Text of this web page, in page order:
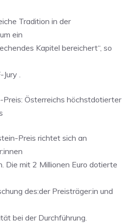
Tradition in der
ein
Kapitel bereichert“, so
.
Österreichs höchstdotierter
Preis richtet sich an
Die mit 2 Millionen Euro dotierte
des:der Preisträger:in und
bei der Durchführung.